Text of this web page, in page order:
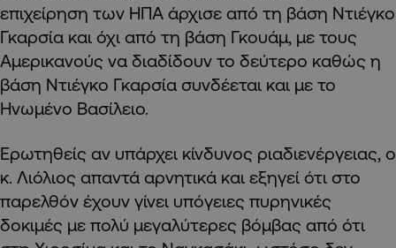
επιχείρηση των ΗΠΑ άρχισε από τη βάση Ντιέγκο
Γκαρσία και όχι από τη βάση Γκουάμ, με τους
Αμερικανούς να διαδίδουν το δεύτερο καθώς η
βάση Ντιέγκο Γκαρσία συνδέεται και με το
Ηνωμένο Βασίλειο.
Ερωτηθείς αν υπάρχει κίνδυνος ριαδιενέργειας, ο
κ. Λιόλιος απαντά αρνητικά και εξηγεί ότι στο
παρελθόν έχουν γίνει υπόγειες πυρηνικές
δοκιμές με πολύ μεγαλύτερες βόμβας από ότι